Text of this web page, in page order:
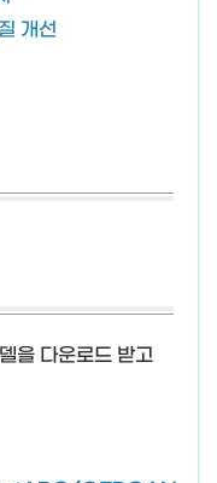
개선
다운로드 받고